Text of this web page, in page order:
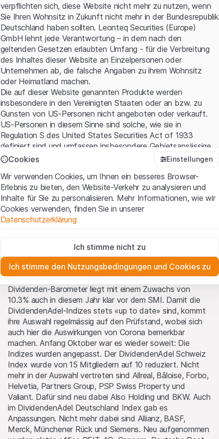
Quelle: Leonteq Securities, LIXX GmbH
Historische Daten sind kein verlässlicher Indikator für
zukünftige Entwicklungen.
Stets auf der Höhe der Zeit
In den beiden Blue-Chip-Indizes SMI und DAX sind die
Finanzinstitute bekannt für hohe Verzinsungen. So bringt
es beispielsweise die Credit Suisse auf 6.9%. Noch etwas
mehr zu holen gibt es bei den Assekuranzaktien. Mit 8.1%
weisen die Anteile des Rückversicherers Swiss Re die
höchste Dividendenrendite im SMI auf. Zum Vergleich: Die
durchschnittliche Verzinsung im SMI beträgt derzeit 2.7%.
Rück mit Renditen jenseits der 4%-Marke. Da aber diese
Branchen einer besonders strengen Regulierung
unterliegen und beispielsweise SNB und EZB während der
Corona-Krise zur Zurückhaltung hinsichtlich der
Ausschüttungen gemahnt haben, erfüllen diese
Röhl nicht mehr und sind somit nicht mehr Bestandteil
der Indizes. Die Strategie des DividendenAdel Schweiz
Index sorgte nicht nur seit dem Start Anfang 2020 für
eine Outperformance gegenüber dem Gesamtmarkt, das
Dividenden-Barometer liegt mit einem Zuwachs von
10.3% auch in diesem Jahr klar vor dem SMI. Damit die
DividendenAdel-Indizes stets «up to date» sind, kommt
ihre Auswahl regelmässig auf den Prüfstand, wobei sich
auch hier die Auswirkungen von Corona bemerkbar
machen. Anfang Oktober war es wieder soweit: Die
Indizes wurden angepasst. Der DividendenAdel Schweiz
Index wurde von 15 Mitgliedern auf 10 reduziert. Nicht
mehr in der Auswahl vertreten sind Allreal, Bâloise, Forbo,
Helvetia, Partners Group, PSP Swiss Property und
Valiant. Dafür sind neu dabei Also Holding und BKW. Auch
im DividendenAdel Deutschland Index gab es
Anpassungen. Nicht mehr dabei sind Allianz, BASF,
Merck, Münchener Rück und Siemens. Neu aufgenommen
verpflichten sich, diese Website nicht mehr zu nutzen, wenn
Sie Ihren Wohnsitz in Zukunft nicht mehr in der Bundesrepublik
Deutschland haben sollten. Leonteq Securities (Europe)
GmbH lehnt jede Verantwortung – in dem nach den
geltenden Gesetzen erlaubten Umfang - für die Verbreitung
des Inhaltes dieser Website an Einzelpersonen oder
Unternehmen ab, die falsche Angaben zu ihrem Wohnsitz
oder Heimatland machen.
Die auf dieser Website genannten Produkte werden
insbesondere in den Vereinigten Staaten oder an bzw. zu
Gunsten von US-Personen nicht angeboten oder verkauft.
US-Personen in diesem Sinne sind solche, wie sie in
Regulation S des United States Securities Act of 1933
definiert sind und umfassen insbesondere Gebietsansässige
der Vereinigten Staaten sowie amerikanische Kapital- und
Nutzungsbedingungen und rechtliche Informationen
Mit dem Zugriff auf diese Website erklären Sie, dass Sie die
rechtlichen Informationen und die wichtigen Hinweise und
Nutzungsbedingungen verstanden haben und akzeptieren.
sind, unterlassen Sie bitte den Zugriff auf diese Website.
Kein Angebot, keine Aufforderung zum Kauf
Die auf der Website enthaltenen oder beschriebenen
Informationen, Produkte, Daten, Dienstleistungen, Tools und
Unterlagen („Inhalte der Website“) dienen ausschließlich
Informationszwecken und stellen weder ein Angebot noch
eine Aufforderung zum Erwerb oder zum Verkauf von
Produkten der Leonteq Securities AG, EFG International
Finance (Guernsey) Ltd oder jeder andere Emittent dar.
Anleger können die auf dieser Website beschriebenen
Produkte nicht von Leonteq Securities (Europe) GmbH noch
von einem mit Leonteq Securities (Europe) GmbH
verbundenen Unternehmen direkt (Leonteq Securities
(Europe) GmbH zusammen den mit ihr verbundenen
Unternehmen, „Leonteq Securities“), sondern nur über ihre
eigene Bankverbindung kaufen oder verkaufen.
Keine Beratung, kein Auskunftsvertrag
Cookies Einstellungen
Wir verwenden Cookies, um Ihnen ein besseres Browser-
Erlebnis zu bieten, den Website-Verkehr zu analysieren und
Inhalte für Sie zu personalisieren. Mehr Informationen, wie wir
Cookies verwenden, finden Sie in unserer
Datenschutzerklärung
Diese Cookies sind für die Website erforderlich und können nicht
deaktiviert werden.
Zu Analysezwecken
Diese Cookies verfolgen die Interaktionen der Website-
Besucher in anonymer Form, um das Engagement der Benutzer
besser zu verstehen.
Vermarktung
Diese Cookies können von unseren Werbepartnern über unsere
Website gesetzt werden.
Ich stimme nicht zu
Ich stimme den Nutzungsbedingungen und Cookies zu